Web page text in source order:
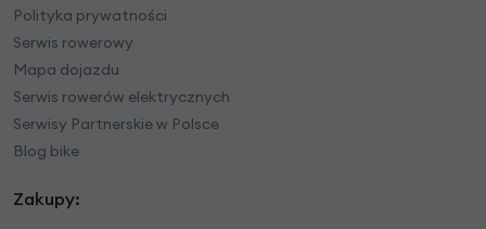
Polityka prywatności
Serwis rowerowy
Mapa dojazdu
Serwis rowerów elektrycznych
Serwisy Partnerskie w Polsce
Blog bike
Zakupy: